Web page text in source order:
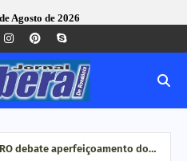
Agosto de 2026
debate aperfeiçoamento do